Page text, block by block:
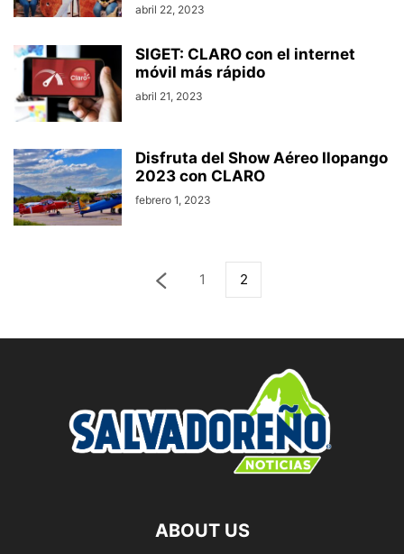
abril 22, 2023
SIGET: CLARO con el internet
móvil más rápido
abril 21, 2023
Disfruta del Show Aéreo Ilopango
2023 con CLARO
febrero 1, 2023
1 2
ABOUT US